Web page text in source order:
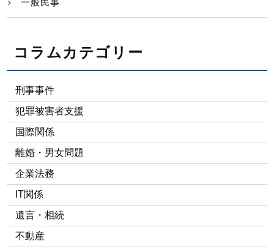
一般民事
コラムカテゴリー
刑事事件
犯罪被害者支援
国際関係
離婚・男女問題
企業法務
IT関係
遺言・相続
不動産